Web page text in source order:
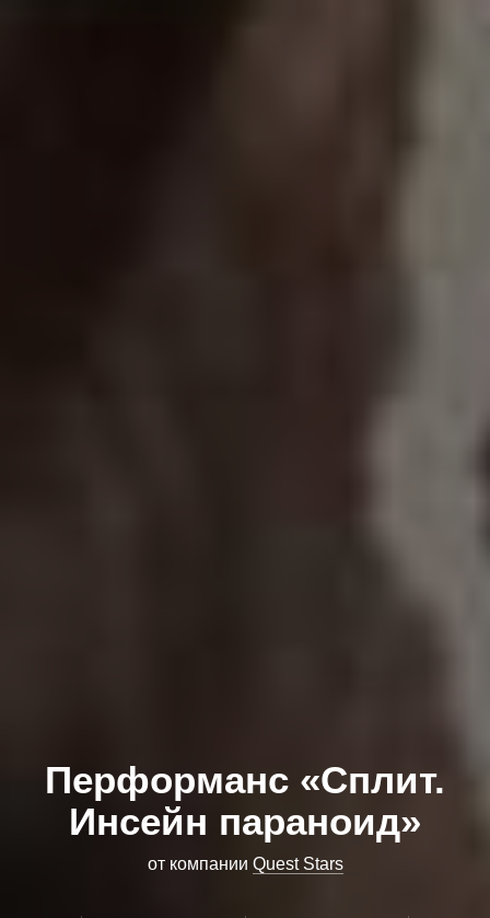
Перформанс «Сплит.
Инсейн параноид»
от компании Quest Stars